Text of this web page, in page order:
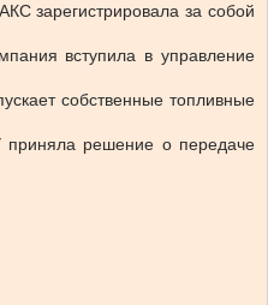
зарегистрировала за собой
вступила в управление
собственные топливные
приняла решение о передаче